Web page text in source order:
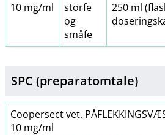
10 mg/ml
storfe
og
småfe
250 ml
SPC (preparatomtale)
Coopersect vet.
10 mg/ml